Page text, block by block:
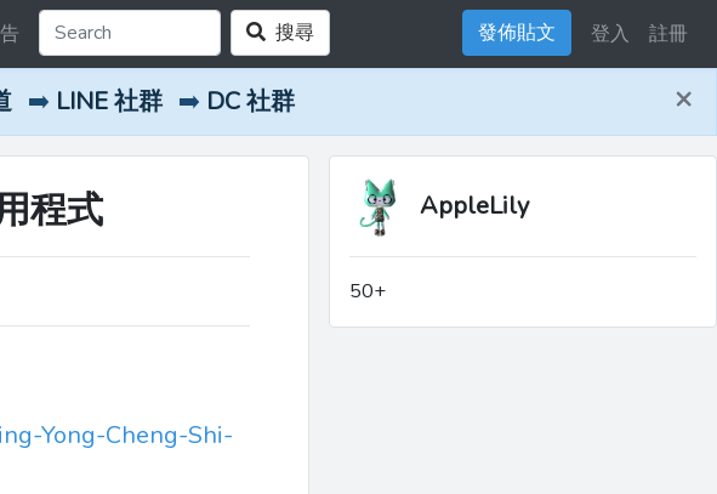
搜尋 發佈貼文 登入 註冊
➡️ LINE 社群 ➡️ DC 社群 ×
程式
Yong-Cheng-Shi-
AppleLily
50+